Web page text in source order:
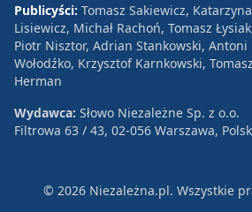
Publicyści: Tomasz Sakiewicz,
Lisiewicz, Michał Rachoń, Tomasz
Piotr Nisztor, Adrian Stankowski, Antoni
Wołodźko, Krzysztof Karnkowski,
Herman
Wydawca: Słowo Niezależne Sp. z o.o.
Filtrowa 63 / 43, 02-056 Warszawa,
© 2026 Niezależna.pl. Wszystkie